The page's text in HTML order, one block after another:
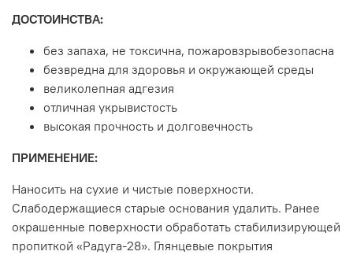
ДОСТОИНСТВА:
без запаха, не токсична, пожаровзрывобезопасна
безвредна для здоровья и окружающей среды
великолепная адгезия
отличная укрывистость
высокая прочность и долговечность
ПРИМЕНЕНИЕ:
Наносить на сухие и чистые поверхности.
Слабодержащиеся старые основания удалить. Ранее
окрашенные поверхности обработать стабилизирующей
пропиткой «Радуга-28». Глянцевые покрытия